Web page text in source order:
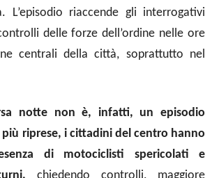
L’episodio riaccende gli interrogativi
delle forze dell’ordine nelle ore
centrali della città, soprattutto nel
notte non è, infatti, un episodio
riprese, i cittadini del centro hanno
di motociclisti spericolati e